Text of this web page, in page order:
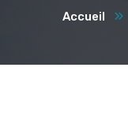
Accueil